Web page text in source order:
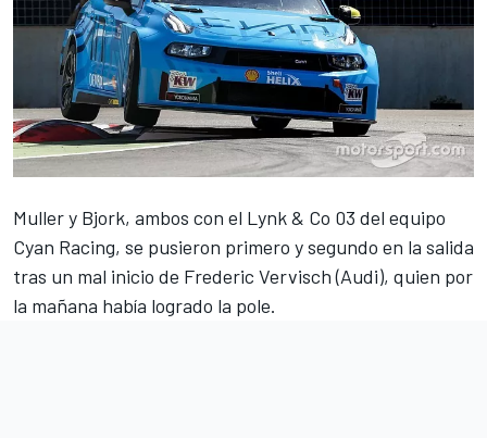
Muller y Bjork, ambos con el Lynk & Co 03 del equipo
Cyan Racing, se pusieron primero y segundo en la salida
tras un mal inicio de Frederic Vervisch (Audi), quien por
la mañana había logrado la pole.